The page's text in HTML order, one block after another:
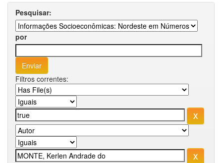
Pesquisar:
por
Filtros correntes: